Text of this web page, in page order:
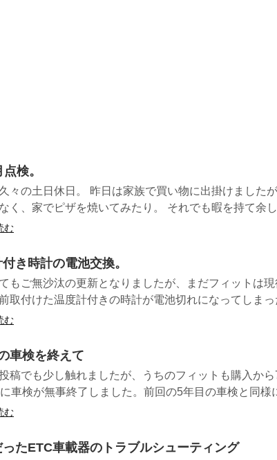
検。
々の土日休日。 昨日は家族で買い物に出掛けました
く、家でピザを焼いてみたり。 それでも暇を持て余
む
き時計の電池交換。
もご無沙汰の更新となりましたが、まだフィットは
取付けた温度計付きの時計が電池切れになってしま
む
車検を終えて
稿でも少し触れましたが、うちのフィットも購入か
車検が無事終了しました。前回の5年目の車検と同様
む
たETC車載器のトラブルシューティング